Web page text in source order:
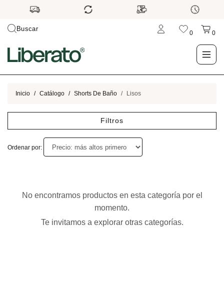
Buscar
0 0
LO NUEVO
OUTLET
Inicio Catálogo Shorts De Baño Lisos
Filtros
Ordenar por:
No encontramos productos en esta categoría por el
momento.
Te invitamos a explorar otras categorías.